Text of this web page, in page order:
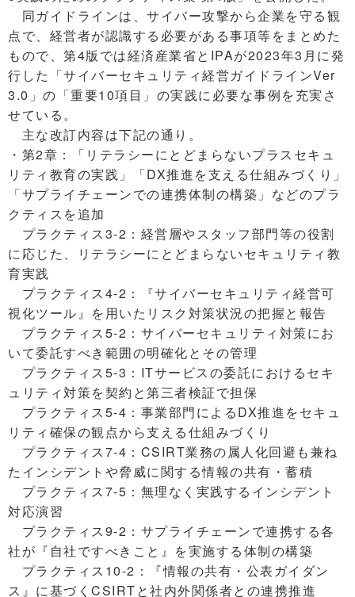
同ガイドラインは、サイバー攻撃から企業を守る観
点で、経営者が認識する必要がある事項等をまとめた
もので、第4版では経済産業省とIPAが2023年3月に発
行した「サイバーセキュリティ経営ガイドラインVer
3.0」の「重要10項目」の実践に必要な事例を充実さ
せている。
主な改訂内容は下記の通り。
・第2章：「リテラシーにとどまらないプラスセキュ
リティ教育の実践」「DX推進を支える仕組みづくり」
「サプライチェーンでの連携体制の構築」などのプラ
クティスを追加
プラクティス3-2：経営層やスタッフ部門等の役割
に応じた、リテラシーにとどまらないセキュリティ教
育実践
プラクティス4-2：『サイバーセキュリティ経営可
視化ツール』を用いたリスク対策状況の把握と報告
プラクティス5-2：サイバーセキュリティ対策にお
いて委託すべき範囲の明確化とその管理
プラクティス5-3：ITサービスの委託におけるセキ
ュリティ対策を契約と第三者検証で担保
プラクティス5-4：事業部門によるDX推進をセキュ
リティ確保の観点から支える仕組みづくり
プラクティス7-4：CSIRT業務の属人化回避も兼ね
たインシデントや脅威に関する情報の共有・蓄積
プラクティス7-5：無理なく実践するインシデント
対応演習
プラクティス9-2：サプライチェーンで連携する各
社が『自社ですべきこと』を実施する体制の構築
プラクティス10-2：『情報の共有・公表ガイダン
ス』に基づくCSIRTと社内外関係者との連携推進